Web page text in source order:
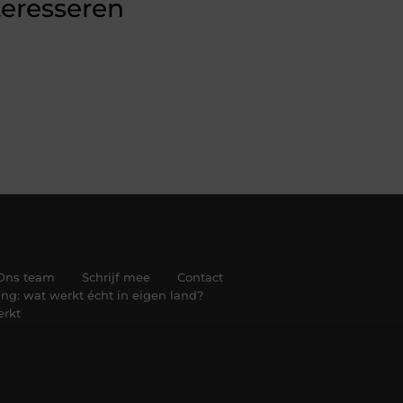
team Schrijf mee
Contact
wat werkt écht in eigen land?